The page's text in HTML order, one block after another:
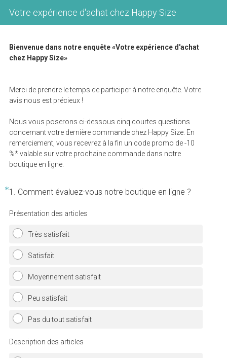
Votre expérience d'achat chez Happy Size
Bienvenue dans notre enquête «Votre expérience d'achat
chez Happy Size»
Merci de prendre le temps de participer à notre enquête. Votre
avis nous est précieux !
Nous vous poserons ci-dessous cinq courtes questions
concernant votre dernière commande chez Happy Size. En
remerciement, vous recevrez à la fin un code promo de -10
%* valable sur votre prochaine commande dans notre
boutique en ligne.
Question
*1 . Comment évaluez-vous notre boutique en ligne ?
Présentation des articles
Très satisfait
Satisfait
Moyennement satisfait
Peu satisfait
Pas du tout satisfait
Description des articles